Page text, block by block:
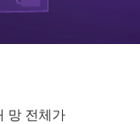
망 전체가